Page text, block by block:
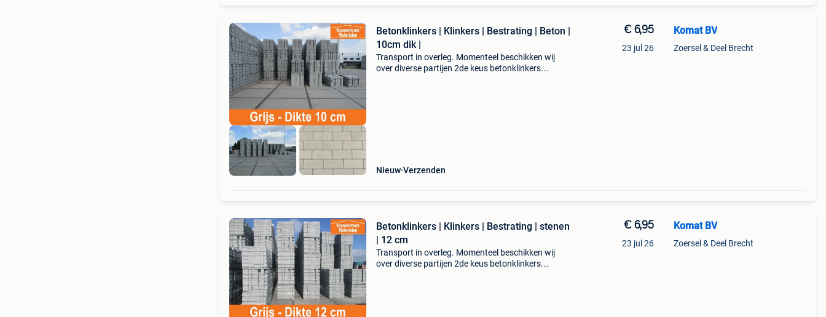
Betonklinkers | Klinkers | Bestrating | Beton |
10cm dik |
Transport in overleg. Momenteel beschikken wij
over diverse partijen 2de keus betonklinkers.
Nieuw Verzenden
€ 6,95
23 jul 26
Komat BV
Zoersel & Deel Brecht
Betonklinkers | Klinkers | Bestrating | stenen
| 12 cm
Transport in overleg. Momenteel beschikken wij
over diverse partijen 2de keus betonklinkers.
€ 6,95
23 jul 26
Komat BV
Zoersel & Deel Brecht